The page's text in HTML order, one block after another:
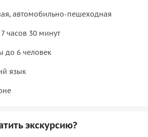
автомобильно-пешеходная
часов 30 минут
до 6 человек
язык
экскурсию?